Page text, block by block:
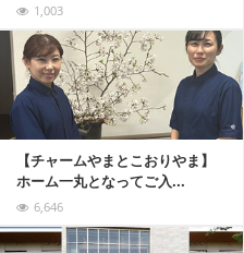
1,003
【チャームやまとこおりやま】
ホーム一丸となってご入...
6,646
記事を読む
記事を読む